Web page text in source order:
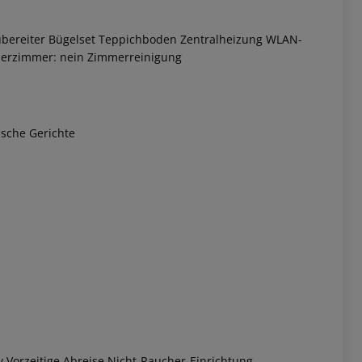
Bügelset Teppichboden Zentralheizung WLAN-
nein Zimmerreinigung
Gerichte